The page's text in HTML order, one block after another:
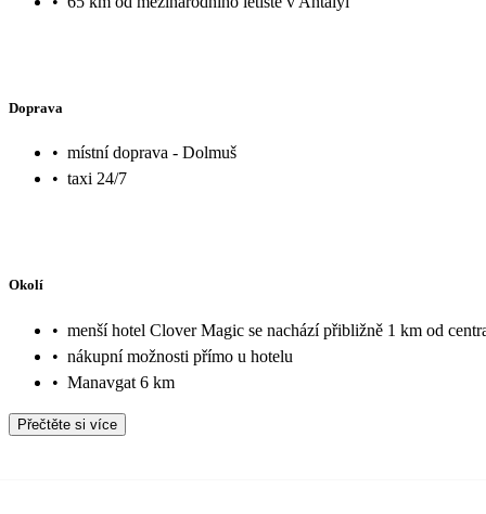
Doprava
• místní doprava - Dolmuš
• taxi 24/7
Okolí
• menší hotel Clover Magic se nachází přibližně 1 km od
• nákupní možnosti přímo u hotelu
• Manavgat 6 km
Přečtěte si více